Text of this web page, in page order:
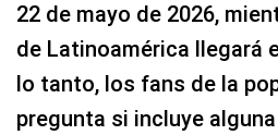
22 de mayo de 2026,
de Latinoamérica llegará
lo tanto, los fans de la
pregunta si incluye